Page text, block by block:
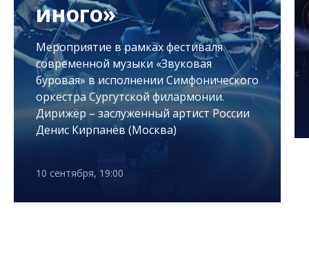
иного»
Мероприятие в рамках фестиваля
современной музыки «Звуковая
буровая» в исполнении Симфонического
оркестра Сургутской филармонии.
Дирижёр – заслуженный артист России
Денис Кирпанёв (Москва)
10 сентября, 19:00